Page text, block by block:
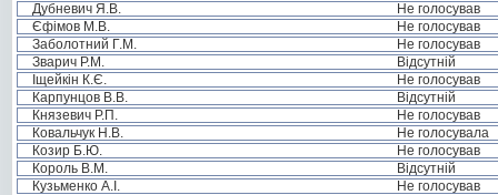
Дубневич Я.В.
Не голосував
Єфімов М.В.
Не голосував
Заболотний Г.М.
Не голосував
Зварич Р.М.
Відсутній
Іщейкін К.Є.
Не голосував
Карпунцов В.В.
Відсутній
Князевич Р.П.
Не голосував
Ковальчук Н.В.
Не голосувала
Козир Б.Ю.
Не голосував
Король В.М.
Відсутній
Кузьменко А.І.
Не голосував